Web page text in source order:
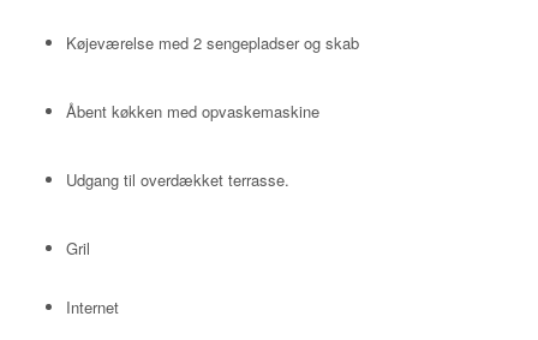
Køjeværelse med 2 sengepladser og skab
Åbent køkken med opvaskemaskine
Udgang til overdækket terrasse.
Gril
Internet